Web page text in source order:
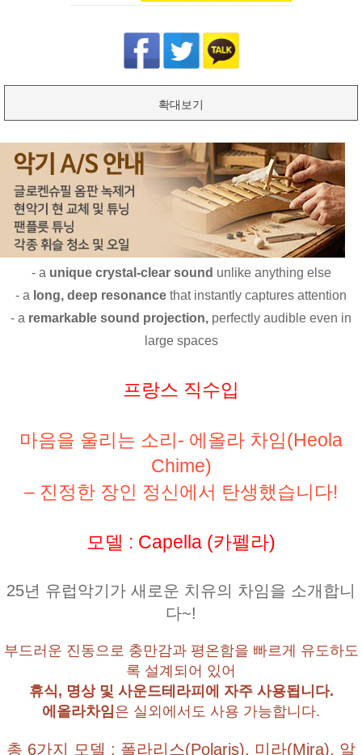
확대보기
- a unique crystal-clear sound unlike anything else
- a long, deep resonance that instantly captures attention
- a remarkable sound projection, perfectly audible even in
large spaces
프랑스 직수입
마음을 울리는 소리- 에올라 차임(Heola
Chime)
– 진정한 장인 정신에서 탄생했습니다!
모델 : Capella (카펠라)
25년 유럽악기가 새로운 치유의 차임을 소개합니
다~!
부드러운 진동으로 충만감과 평온함을 빠르게 유도하도
록 설계되어 있어
휴식, 명상 및 사운드테라피에 자주 사용됩니다.
에올라차임 은 실외에서도 사용 가능합니다.
총 6가지 모델 : 폴라리스(Polaris), 미라(Mira), 알